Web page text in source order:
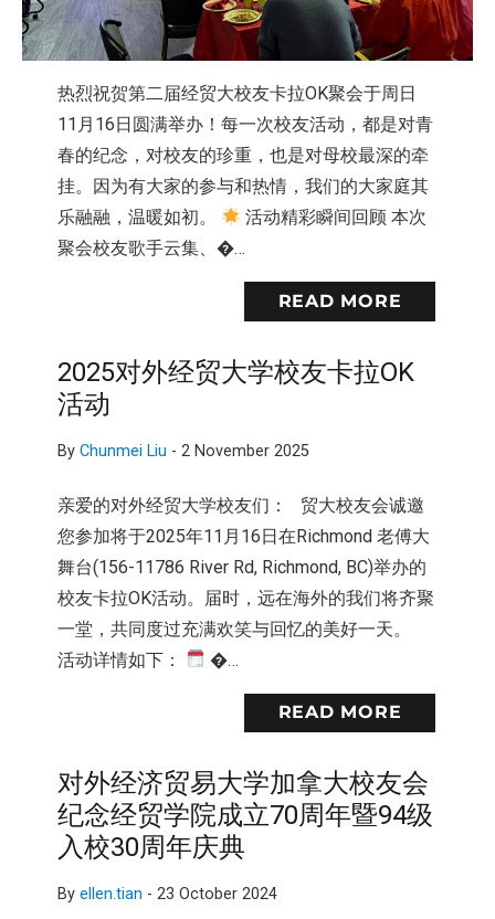
热烈祝贺第二届经贸大校友卡拉OK聚会于周日
11月16日圆满举办！每一次校友活动，都是对青
春的纪念，对校友的珍重，也是对母校最深的牵
挂。因为有大家的参与和热情，我们的大家庭其
乐融融，温暖如初。
活动精彩瞬间回顾 本次
聚会校友歌手云集、�…
READ MORE
2025对外经贸大学校友卡拉OK
活动
By Chunmei Liu - 2 November 2025
亲爱的对外经贸大学校友们： 贸大校友会诚邀
您参加将于2025年11月16日在Richmond 老傅大
舞台(156-11786 River Rd, Richmond, BC)举办的
校友卡拉OK活动。届时，远在海外的我们将齐聚
一堂，共同度过充满欢笑与回忆的美好一天。
活动详情如下：
�…
READ MORE
对外经济贸易大学加拿大校友会
纪念经贸学院成立70周年暨94级
入校30周年庆典
By ellen.tian - 23 October 2024